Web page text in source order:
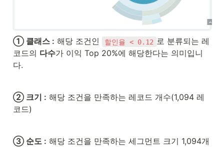
① 클래스 : 해당 조건인 할인율 < 0.12 로 분류되는 레
코드의 다수가 이익 Top 20%에 해당한다는 의미입니
다.
② 크기 : 해당 조건을 만족하는 레코드 개수(1,094 레
코드)
③ 순도 : 해당 조건을 만족하는 세그먼트 크기 1,094개